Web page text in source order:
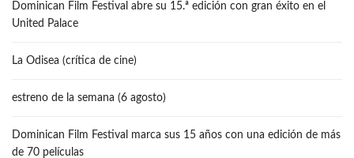
Dominican Film Festival abre su 15.ª edición con gran éxito en el
United Palace
La Odisea (crítica de cine)
estreno de la semana (6 agosto)
Dominican Film Festival marca sus 15 años con una edición de más
de 70 películas